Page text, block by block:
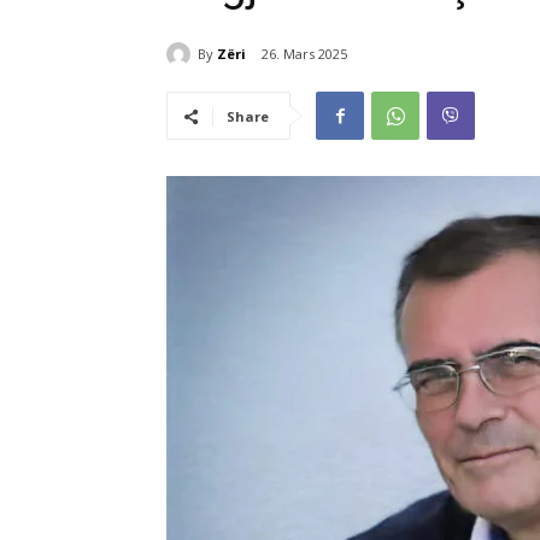
By Zëri 26. Mars 2025
Share